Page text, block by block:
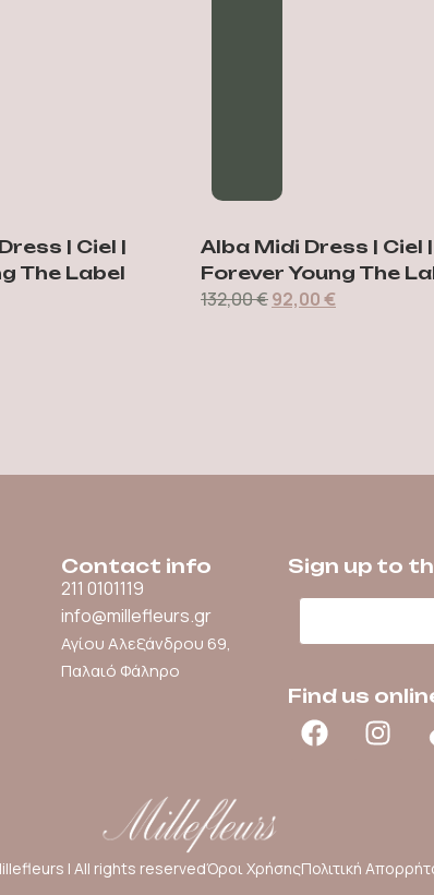
| Ciel |
The Label
Alba Midi Dress | Ciel |
Forever Young The
132,00€92,00€
Contact info
211 0101119
info@millefleurs.gr
Αγίου Αλεξάνδρου 69,
Παλαιό Φάληρο
Sign up to
Email
Find us
| All rights reservedΌροι ΧρήσηςΠολιτική